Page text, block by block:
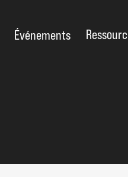
Événements